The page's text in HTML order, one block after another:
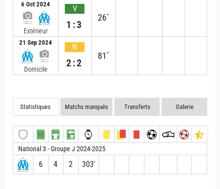
6 Oct 2024
Extérieur
V
1:3
26`
21 Sep 2024
Domicile
N
2:2
81`
Statistiques Matchs manqués Transferts Galerie
National 3 - Groupe J 2024-2025
6 4 2 303′